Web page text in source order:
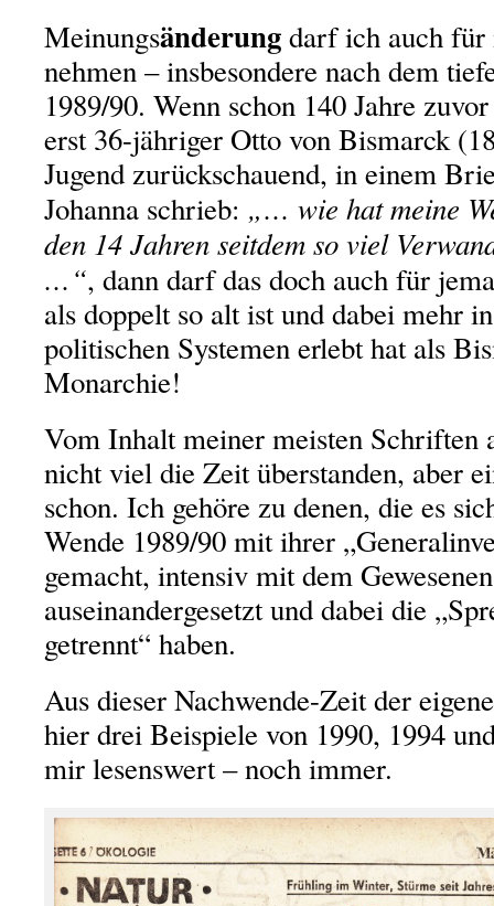
Meinungsänderungdarf ich auch
nehmen – insbesondere nach dem
1989/90. Wenn schon 140 Jahre
erst 36-jähriger Otto von Bismarck
Jugend zurückschauend, in einem
Johanna schrieb: „… wie hat meine
den 14 Jahren seitdem so viel
…“, dann darf das doch auch für
als doppelt so alt ist und dabei mehr
politischen Systemen erlebt hat als
Monarchie!
Vom Inhalt meiner meisten Schriften
nicht viel die Zeit überstanden, aber
schon. Ich gehöre zu denen, die es
Wende 1989/90 mit ihrer
gemacht, intensiv mit dem
auseinandergesetzt und dabei die
getrennt“ haben.
Aus dieser Nachwende-Zeit der
hier drei Beispiele von 1990, 1994
mir lesenswert – noch immer.